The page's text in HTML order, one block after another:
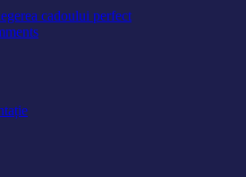
cadoului perfect